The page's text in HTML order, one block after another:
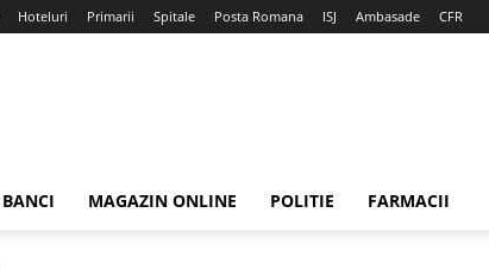
Hoteluri Primarii Spitale Posta Romana ISJ Ambasade CFR
BANCI MAGAZIN ONLINE POLITIE FARMACII